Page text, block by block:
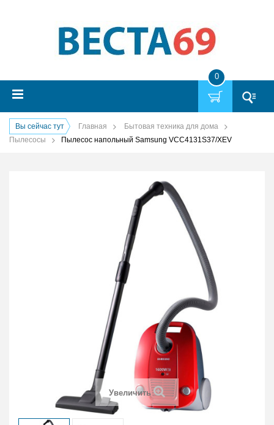
0
Вы сейчас тут Главная
Бытовая техника для дома
Пылесосы
Пылесос напольный Samsung VCC4131S37/XEV
Увеличить